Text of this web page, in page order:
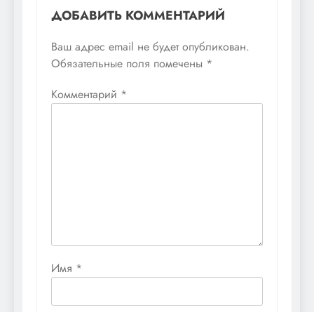
ДОБАВИТЬ КОММЕНТАРИЙ
Ваш адрес email не будет опубликован.
Обязательные поля помечены *
Комментарий *
Имя *